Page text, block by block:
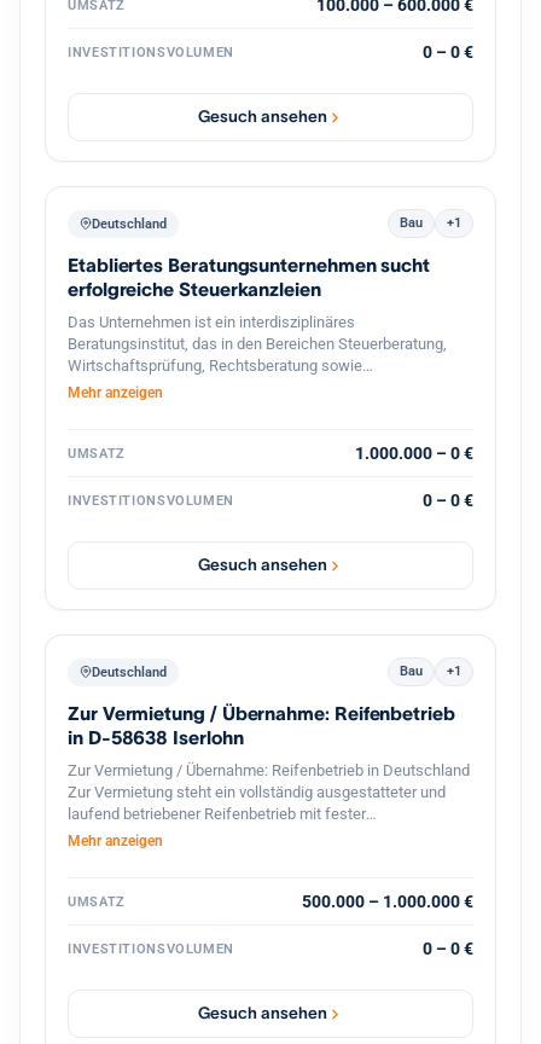
Prozessdigitalisierung und Skalierung
UMSATZ 100.000 – 600.000 €
INVESTITIONSVOLUMEN 0 – 0 €
Gesuch ansehen
Deutschland Bau +1
Etabliertes Beratungsunternehmen sucht
erfolgreiche Steuerkanzleien
Das Unternehmen ist ein interdisziplinäres
Beratungsinstitut, das in den Bereichen Steuerberatung,
Wirtschaftsprüfung, Rechtsberatung sowie
betriebswirtschaftliche Unternehmensberatung tätig ist. Es
sowie an Privatpersonen mit komplexen steuer‑ und
von rund 1 500 Mitarbeitern und einem Netzwerk von
das Haus seinen Kunden eine flächendeckende,
persönliche Betreuung vor Ort gewährleisten, wodurch das
Institut besonders gut in den dortigen Wirtschaftsraum
Mehr anzeigen
UMSATZ 1.000.000 – 0 €
INVESTITIONSVOLUMEN 0 – 0 €
Gesuch ansehen
Deutschland Bau +1
Zur Vermietung / Übernahme: Reifenbetrieb
in D-58638 Iserlohn
Zur Vermietung / Übernahme: Reifenbetrieb in Deutschland
Zur Vermietung steht ein vollständig ausgestatteter und
laufend betriebener Reifenbetrieb mit fester
Kundenstruktur und etabliertem Geschäftsbetrieb. Der
ist komplett ausgestattet und sofort betriebsbereit.
Reifenmontage und Service aller Fahrzeugtypen(LKWs
auch Lkw problemlos einfahren können Hebebühnen und
professionelles Equipment für Fahrzeuge Bestehender
Kundenstamm und laufender Geschäftsbetrieb Gute Lage
Mehr anzeigen
UMSATZ 500.000 – 1.000.000 €
INVESTITIONSVOLUMEN 0 – 0 €
Gesuch ansehen